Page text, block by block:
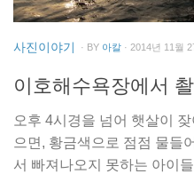
사진이야기 · BY 아칼 · 2014년 11월
이호해수욕장에서
오후 4시경을 넘어 햇살이
으면, 황금색으로 점점 물들
서 빠져나오지 못하는 아이